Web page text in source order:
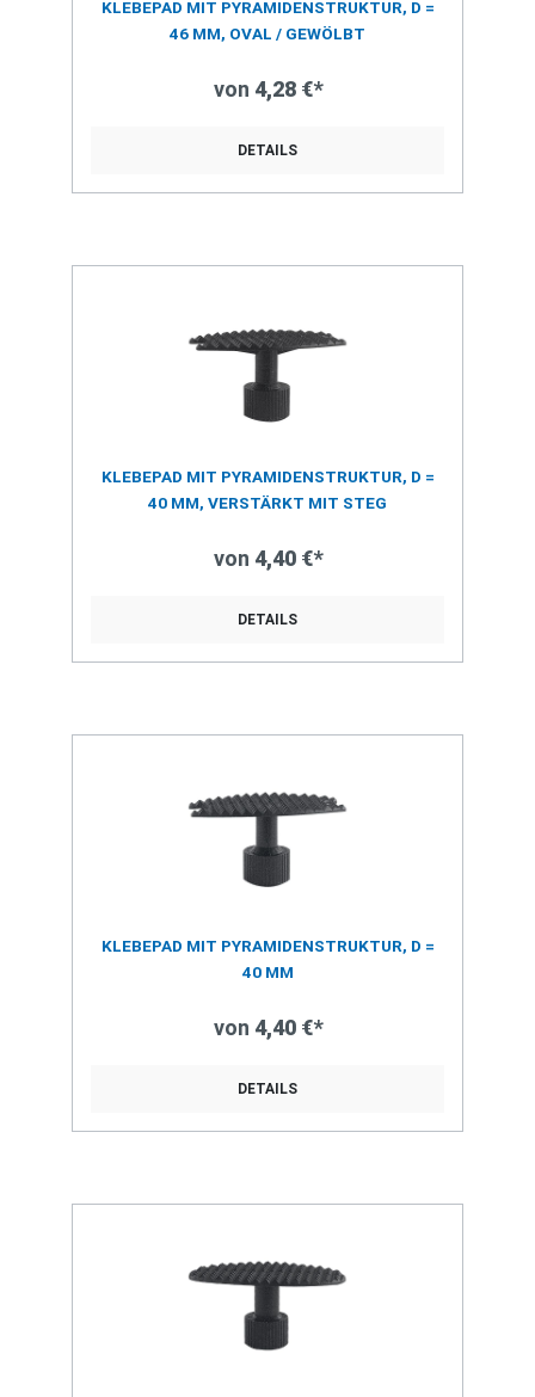
KLEBEPAD MIT PYRAMIDENSTRUKTUR, D =
46 MM, OVAL / GEWÖLBT
von 4,28 €*
DETAILS
KLEBEPAD MIT PYRAMIDENSTRUKTUR, D =
40 MM, VERSTÄRKT MIT STEG
von 4,40 €*
DETAILS
KLEBEPAD MIT PYRAMIDENSTRUKTUR, D =
40 MM
von 4,40 €*
DETAILS